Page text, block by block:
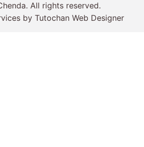
All rights reserved.
by Tutochan Web Designer